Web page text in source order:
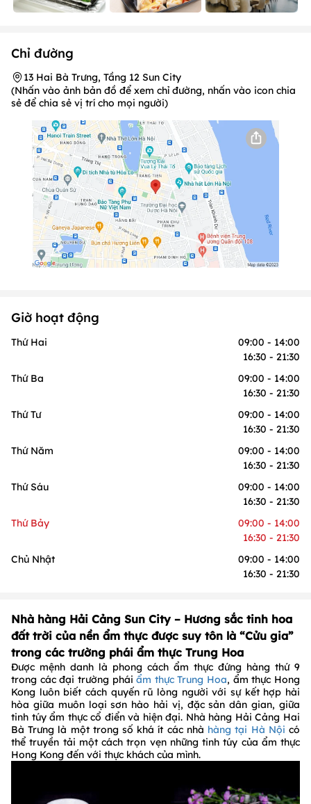
Chỉ đường
13 Hai Bà Trưng, Tầng 12 Sun City
(Nhấn vào ảnh bản đồ để xem chỉ đường, nhấn vào icon chia
sẻ để chia sẻ vị trí cho mọi người)
Giờ hoạt động
Thứ Hai
09:00 - 14:00
16:30 - 21:30
Thứ Ba
09:00 - 14:00
16:30 - 21:30
Thứ Tư
09:00 - 14:00
16:30 - 21:30
Thứ Năm
09:00 - 14:00
16:30 - 21:30
Thứ Sáu
09:00 - 14:00
16:30 - 21:30
Thứ Bảy
09:00 - 14:00
16:30 - 21:30
Chủ Nhật
09:00 - 14:00
16:30 - 21:30
Nhà hàng Hải Cảng Sun City – Hương sắc tinh hoa
đất trời của nền ẩm thực được suy tôn là “Cửu gia”
trong các trường phái ẩm thực Trung Hoa
Được mệnh danh là phong cách ẩm thực đứng hàng thứ 9
trong các đại trường pháiẩm thực Trung Hoa, ẩm thực Hong
Kong luôn biết cách quyến rũ lòng người với sự kết hợp hài
hòa giữa muôn loại sơn hào hải vị, đặc sản dân gian, giữa
tinh túy ẩm thực cổ điển và hiện đại. Nhà hàng Hải Cảng Hai
Bà Trưng là một trong số khá ít các nhà hàng tại Hà Nội có
thể truyền tải một cách trọn vẹn những tinh túy của ẩm thực
Hong Kong đến với thực khách của mình.